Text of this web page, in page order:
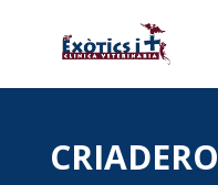
CRIADERO